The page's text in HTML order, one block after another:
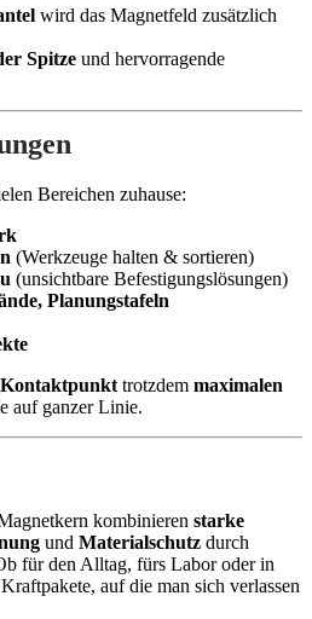
wird das Magnetfeld zusätzlich
Spitze und hervorragende
Bereichen zuhause:
(Werkzeuge halten & sortieren)
(unsichtbare Befestigungslösungen)
Planungstafeln
trotzdem maximalen
auf ganzer Linie.
kombinieren starke
und Materialschutz durch
für den Alltag, fürs Labor oder in
auf die man sich verlassen